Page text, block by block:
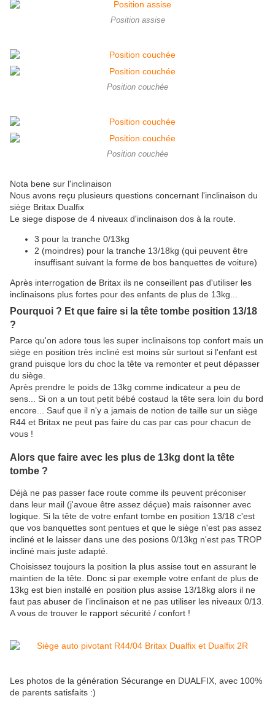
Position assise
Position couchée
Position couchée
Nota bene sur l'inclinaison
Nous avons reçu plusieurs questions concernant l'inclinaison du
siège Britax Dualfix
Le siege dispose de 4 niveaux d'inclinaison dos à la route.
3 pour la tranche 0/13kg
2 (moindres) pour la tranche 13/18kg (qui peuvent être
insuffisant suivant la forme de bos banquettes de voiture)
Après interrogation de Britax ils ne conseillent pas d'utiliser les
inclinaisons plus fortes pour des enfants de plus de 13kg...
Pourquoi ? Et que faire si la tête tombe position 13/18
?
Parce qu'on adore tous les super inclinaisons top confort mais un
siège en position très incliné est moins sûr surtout si l'enfant est
grand puisque lors du choc la tête va remonter et peut dépasser
du siège.
Après prendre le poids de 13kg comme indicateur a peu de
sens... Si on a un tout petit bébé costaud la tête sera loin du bord
encore... Sauf que il n'y a jamais de notion de taille sur un siège
R44 et Britax ne peut pas faire du cas par cas pour chacun de
vous !
Alors que faire avec les plus de 13kg dont la tête
tombe ?
Déjà ne pas passer face route comme ils peuvent préconiser
dans leur mail (j'avoue être assez déçue) mais raisonner avec
logique. Si la tête de votre enfant tombe en position 13/18 c'est
que vos banquettes sont pentues et que le siège n'est pas assez
incliné et le laisser dans une des posions 0/13kg n'est pas TROP
incliné mais juste adapté.
Choisissez toujours la position la plus assise tout en assurant le
maintien de la tête. Donc si par exemple votre enfant de plus de
13kg est bien installé en position plus assise 13/18kg alors il ne
faut pas abuser de l'inclinaison et ne pas utiliser les niveaux 0/13.
A vous de trouver le rapport sécurité / confort !
Les photos de la génération Sécurange en DUALFIX, avec 100%
de parents satisfaits :)